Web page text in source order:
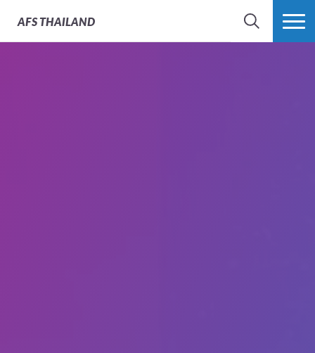
AFSTHAILAND
SEARCH MORE